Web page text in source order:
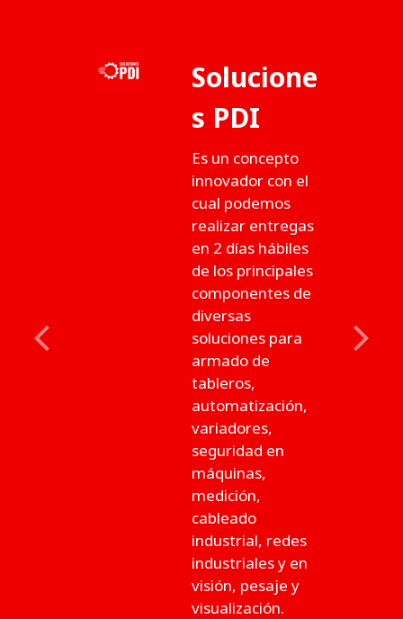
Solucione
s PDI
Es un concepto
innovador con el
cual podemos
realizar entregas
en 2 días hábiles
de los principales
componentes de
diversas
soluciones para
armado de
tableros,
automatización,
variadores,
seguridad en
máquinas,
medición,
cableado
industrial, redes
industriales y en
visión, pesaje y
visualización.
Previous Next